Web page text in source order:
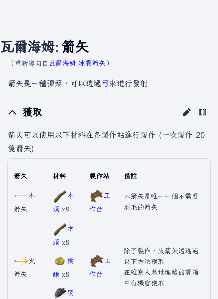
瓦爾海姆: 箭矢
（重新導向自 瓦爾海姆:冰霜箭矢 ）
箭矢是一種彈藥，可以透過 弓 來進行發射
獲取
箭矢可以使用以下材料在各製作站進行製作 (一次製作 20
隻箭矢)
箭矢 材料 製作站 備註
木
箭矢
木
頭 x8
工
作台
木箭矢是唯一一個不需要
羽毛的箭矢
火
箭矢
木
頭 x8
樹
酯 x8
羽
工
作台
除了製作，火箭矢還透過
以下方法獲取
在維京人墓地埋藏的寶箱
中有機會獲取